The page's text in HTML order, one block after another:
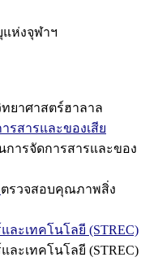
ห่งจุฬาฯ
ยาศาสตร์ฮาลาล
รสารและของเสีย
การจัดการสารและของ
ตรวจสอบคุณภาพสิ่ง
ละเทคโนโลยี (STREC)
ละเทคโนโลยี (STREC)